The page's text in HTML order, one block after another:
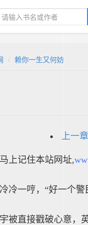
赖你一生又何妨
上一章
上记住本站网址,
冷一哼，“好一个
被直接戳破心意，